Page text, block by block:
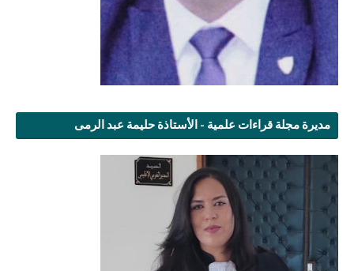
مديرة مجلة قراءات علمية - الأستاذة حليمة عبد الرمى